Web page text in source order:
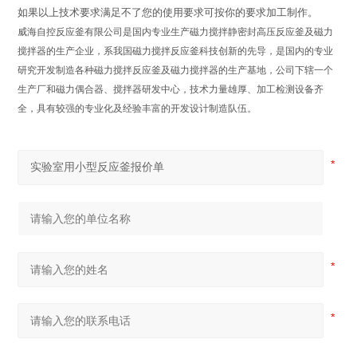
如果以上技术要求满足不了您的使用要求可按你的要求加工制作。
威海自控反应釜有限公司是国内专业生产磁力搅拌静密封高压反应釜及磁力
搅拌器的生产企业，系我国磁力搅拌反应釜科技创新的先导，是国内的专业
研究开发制造各种磁力搅拌反应釜及磁力搅拌器的生产基地，公司下辖一个
生产厂和磁力偶合器、搅拌器研发中心，技术力量雄厚、加工检测设备齐
全，具有较强的专业化及经验丰富的开发设计制造队伍。